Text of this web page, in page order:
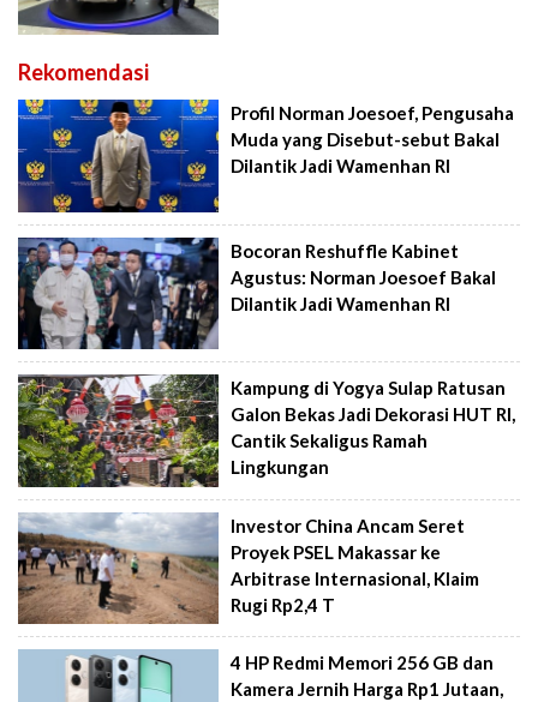
Rekomendasi
Profil Norman Joesoef, Pengusaha
Muda yang Disebut-sebut Bakal
Dilantik Jadi Wamenhan RI
Bocoran Reshuffle Kabinet
Agustus: Norman Joesoef Bakal
Dilantik Jadi Wamenhan RI
Kampung di Yogya Sulap Ratusan
Galon Bekas Jadi Dekorasi HUT RI,
Cantik Sekaligus Ramah
Lingkungan
Investor China Ancam Seret
Proyek PSEL Makassar ke
Arbitrase Internasional, Klaim
Rugi Rp2,4 T
4 HP Redmi Memori 256 GB dan
Kamera Jernih Harga Rp1 Jutaan,